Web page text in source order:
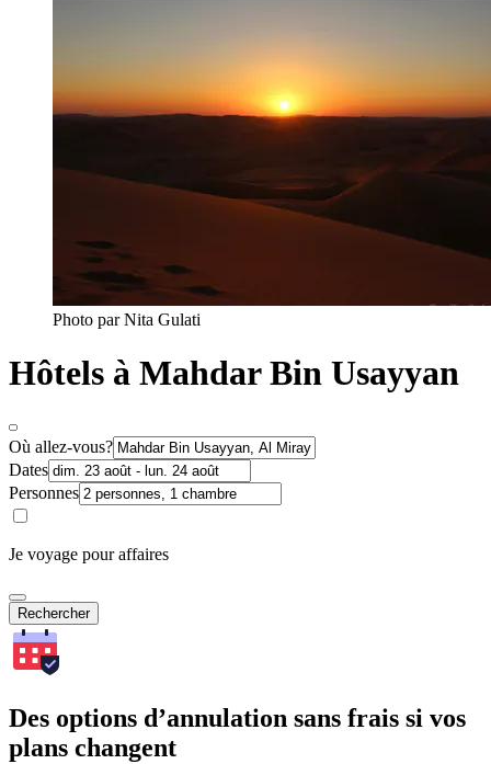
Photo par Nita Gulati
Hôtels à Mahdar Bin Usayyan
Où allez-vous?
Dates
Personnes
Je voyage pour affaires
Rechercher
Des options d’annulation sans frais si vos
plans changent